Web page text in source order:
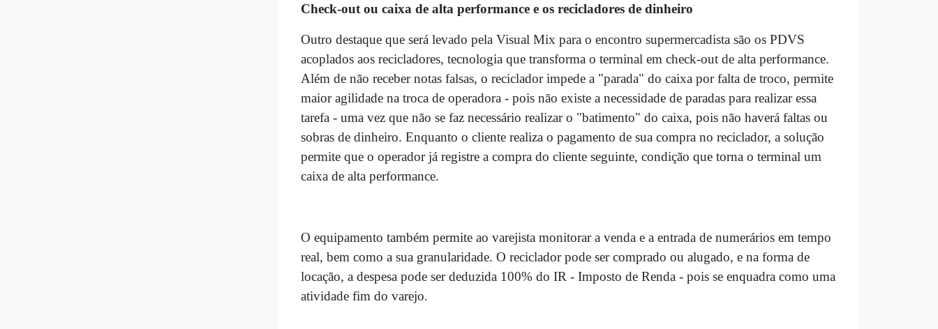
Check-out ou caixa de alta performance e os recicladores de dinheiro
Outro destaque que será levado pela Visual Mix para o encontro supermercadista são os PDVS
acoplados aos recicladores, tecnologia que transforma o terminal em check-out de alta performance.
Além de não receber notas falsas, o reciclador impede a "parada" do caixa por falta de troco, permite
maior agilidade na troca de operadora - pois não existe a necessidade de paradas para realizar essa
tarefa - uma vez que não se faz necessário realizar o "batimento" do caixa, pois não haverá faltas ou
sobras de dinheiro. Enquanto o cliente realiza o pagamento de sua compra no reciclador, a solução
permite que o operador já registre a compra do cliente seguinte, condição que torna o terminal um
caixa de alta performance.
O equipamento também permite ao varejista monitorar a venda e a entrada de numerários em tempo
real, bem como a sua granularidade. O reciclador pode ser comprado ou alugado, e na forma de
locação, a despesa pode ser deduzida 100% do IR - Imposto de Renda - pois se enquadra como uma
atividade fim do varejo.